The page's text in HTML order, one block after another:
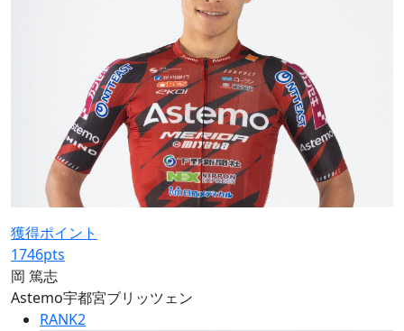
獲得ポイント
1746pts
岡 篤志
Astemo宇都宮ブリッツェン
RANK2